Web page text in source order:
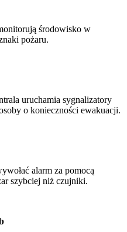
środowisko w
pożaru.
uruchamia sygnalizatory
o konieczności ewakuacji.
alarm za pomocą
szybciej niż czujniki.